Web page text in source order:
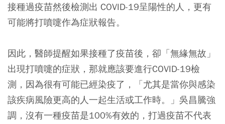
接種過疫苗然後檢測出 COVID-19呈陽性的人，更有
可能將打噴嚏作為症狀報告。
因此，醫師提醒如果接種了疫苗後，卻「無緣無故」
出現打噴嚏的症狀，那就應該要進行COVID-19檢
測，因為很有可能已經染疫了 ，「尤其是當你與感染
該疾病風險更高的人一起生活或工作時。」吳昌騰強
調，沒有一種疫苗是100%有效的，打過疫苗不代表